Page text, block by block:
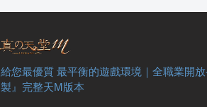
給您最優質 最平衡的遊戲環境｜全職業開
製』完整天M版本